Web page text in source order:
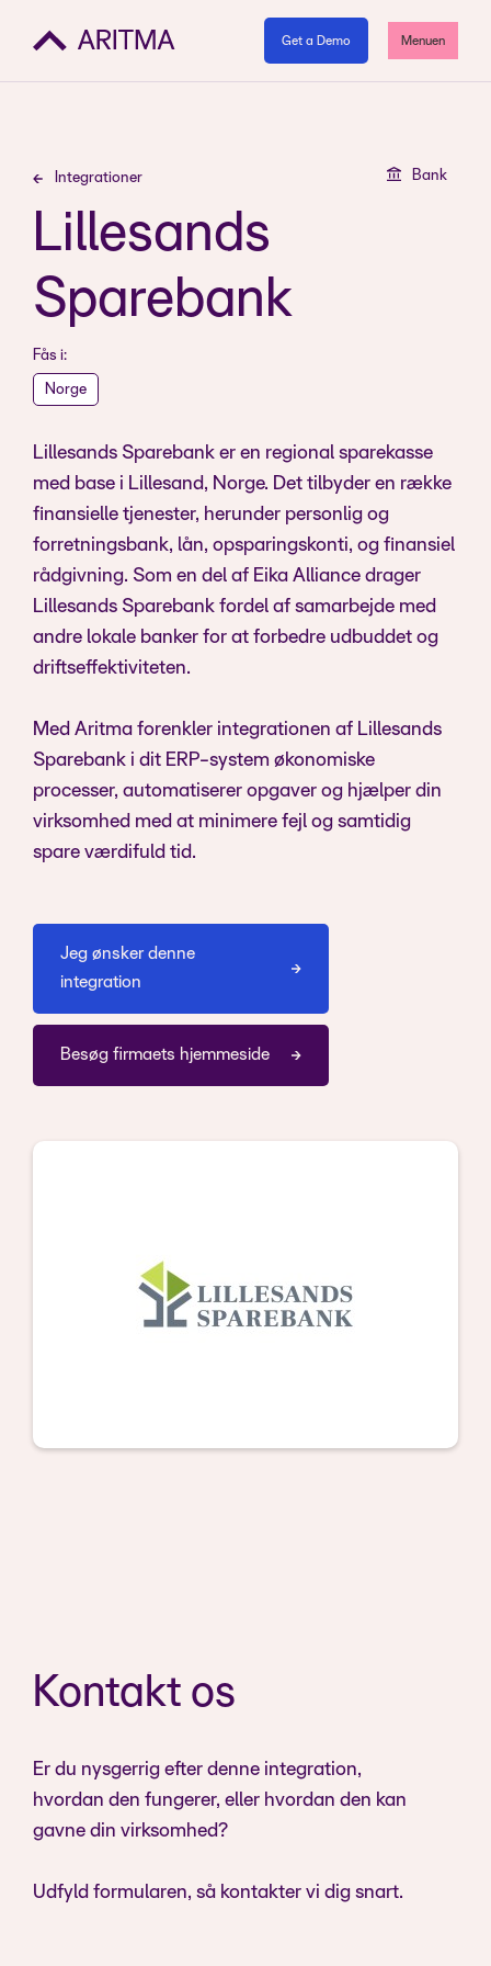
Get a Demo Menuen
Integrationer Bank
Lillesands
Sparebank
Fås i:
Norge
Lillesands Sparebank er en regional sparekasse
med base i Lillesand, Norge. Det tilbyder en række
finansielle tjenester, herunder personlig og
forretningsbank, lån, opsparingskonti, og finansiel
rådgivning. Som en del af Eika Alliance drager
Lillesands Sparebank fordel af samarbejde med
andre lokale banker for at forbedre udbuddet og
driftseffektiviteten.
Med Aritma forenkler integrationen af Lillesands
Sparebank i dit ERP-system økonomiske
processer, automatiserer opgaver og hjælper din
virksomhed med at minimere fejl og samtidig
spare værdifuld tid.
Jeg ønsker denne
integration
Besøg firmaets hjemmeside
Kontakt os
Er du nysgerrig efter denne integration,
hvordan den fungerer, eller hvordan den kan
gavne din virksomhed?
Udfyld formularen, så kontakter vi dig snart.